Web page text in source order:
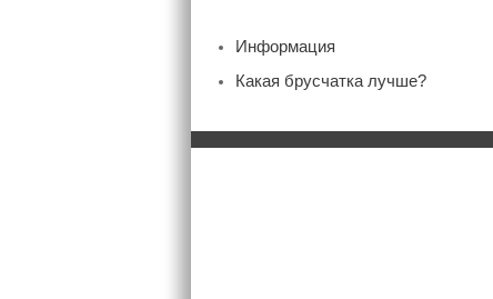
Информация
Какая брусчатка лучше?